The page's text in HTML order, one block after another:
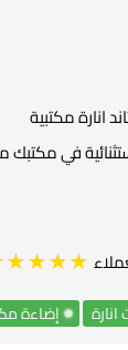
انارة مكتبية
في مكتبك
,والخشبي ،
يجمع بين الألوان
الأسود والخشبي
فاخرًا ومظهرًاإضاءة